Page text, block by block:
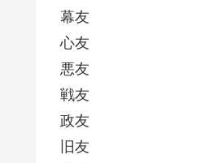
幕友
心友
悪友
戦友
政友
旧友